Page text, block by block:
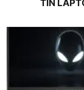
Màn
sáng 250
hiển thị
Cấu hình
TIN